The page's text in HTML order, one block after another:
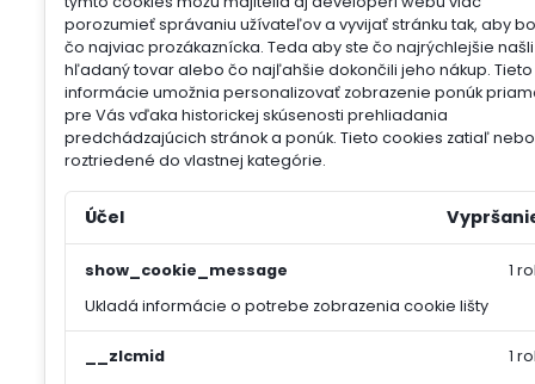
porozumieť správaniu užívateľov a vyvijať stránku tak, aby
čo najviac prozákaznícka. Teda aby ste čo najrýchlejšie našli
hľadaný tovar alebo čo najľahšie dokončili jeho nákup. Tieto
informácie umožnia personalizovať zobrazenie ponúk
pre Vás vďaka historickej skúsenosti prehliadania
predchádzajúcich stránok a ponúk. Tieto cookies zatiaľ
roztriedené do vlastnej kategórie.
Účel
show_cookie_message
Ukladá informácie o potrebe zobrazenia cookie lišty
1
__zlcmid
1